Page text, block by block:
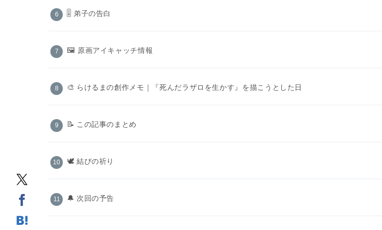
🎚️ 弟子の告白
🖼 原画アイキャッチ情報
🎨 らけるまの創作メモ｜『死んだラザロを生かす』を描こうとした日
📝 この記事のまとめ
🕊️ 結びの祈り
🔔 次回の予告